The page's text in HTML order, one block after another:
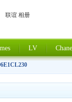
联谊 相册
LV